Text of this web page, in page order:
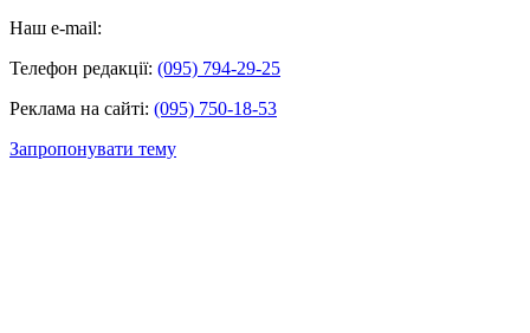
Наш e-mail:
Телефон редакції: (095) 794-29-25
Реклама на сайті: (095) 750-18-53
Запропонувати тему